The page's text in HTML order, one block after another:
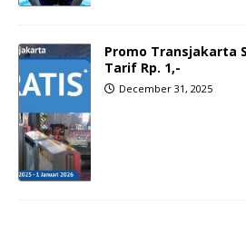
Promo Transjakarta
Tarif Rp. 1,-
December 31, 2025